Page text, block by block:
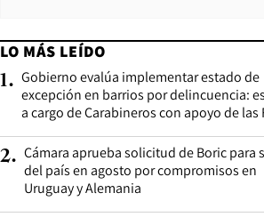
LO MÁS LEÍDO
1. Gobierno evalúa implementar estado de
excepción en barrios por delincuencia:
a cargo de Carabineros con apoyo de las
2. Cámara aprueba solicitud de Boric para
del país en agosto por compromisos en
Uruguay y Alemania